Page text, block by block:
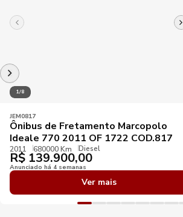
1/8
JEM0817
Ônibus de Fretamento Marcopolo
Ideale 770 2011 OF 1722 COD.817
2011 680000 Km Diesel
R$ 139.900,00
Anunciado há 4 semanas
Ver mais